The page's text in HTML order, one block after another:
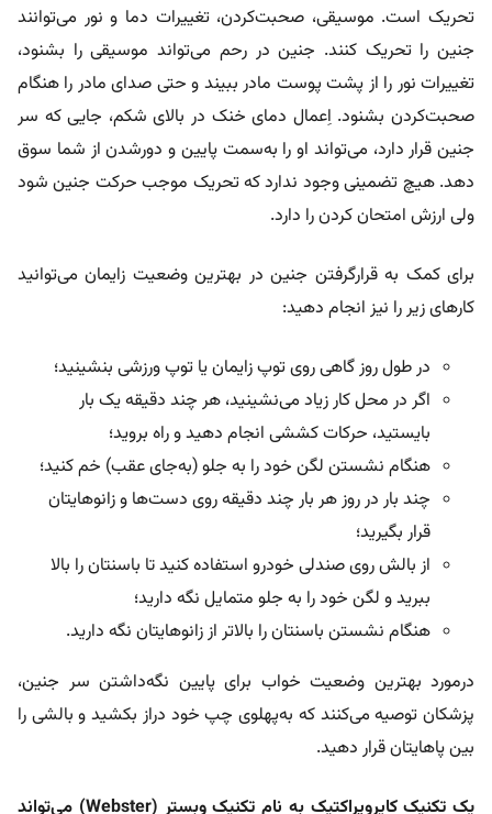
تحریک است. موسیقی، صحبت‌کردن، تغییرات دما و نور می‌توانند
جنین را تحریک کنند. جنین در رحم می‌تواند موسیقی را بشنود،
تغییرات نور را از پشت پوست مادر ببیند و حتی صدای مادر را هنگام
صحبت‌کردن بشنود. اِعمال دمای خنک در بالای شکم، جایی که سر
جنین قرار دارد، می‌تواند او را به‌سمت پایین و دورشدن از شما سوق
دهد. هیچ تضمینی وجود ندارد که تحریک موجب حرکت جنین شود
ولی ارزش امتحان کردن را دارد.
برای کمک به قرارگرفتن جنین در بهترین وضعیت زایمان می‌توانید
کارهای زیر را نیز انجام دهید:
در طول روز گاهی روی توپ زایمان یا توپ ورزشی بنشینید؛
اگر در محل کار زیاد می‌نشینید، هر چند دقیقه یک بار
بایستید، حرکات کششی انجام دهید و راه بروید؛
هنگام نشستن لگن خود را به جلو (به‌جای عقب) خم کنید؛
چند بار در روز هر بار چند دقیقه روی دست‌ها و زانوهایتان
قرار بگیرید؛
از بالش روی صندلی خودرو استفاده کنید تا باسنتان را بالا
ببرید و لگن خود را به جلو متمایل نگه دارید؛
هنگام نشستن باسنتان را بالاتر از زانوهایتان نگه دارید.
درمورد بهترین وضعیت خواب برای پایین نگه‌داشتن سر جنین،
پزشکان توصیه می‌کنند که به‌پهلوی چپ خود دراز بکشید و بالشی را
بین پاهایتان قرار دهید.
یک تکنیک کایروپراکتیک به نام تکنیک وبستر (Webster) می‌تواند